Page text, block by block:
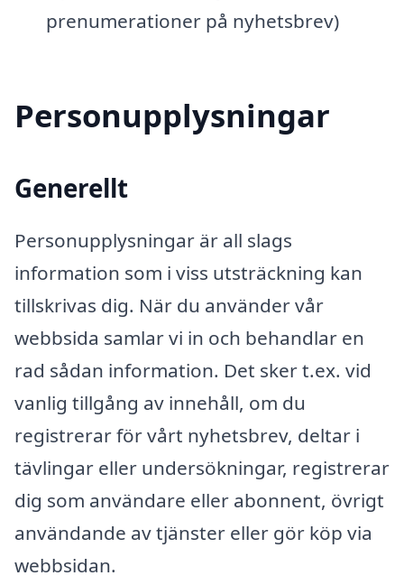
prenumerationer på nyhetsbrev)
Personupplysningar
Generellt
Personupplysningar är all slags
information som i viss utsträckning kan
tillskrivas dig. När du använder vår
webbsida samlar vi in och behandlar en
rad sådan information. Det sker t.ex. vid
vanlig tillgång av innehåll, om du
registrerar för vårt nyhetsbrev, deltar i
tävlingar eller undersökningar, registrerar
dig som användare eller abonnent, övrigt
användande av tjänster eller gör köp via
webbsidan.